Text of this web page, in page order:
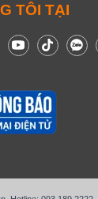
TÔI TẠI